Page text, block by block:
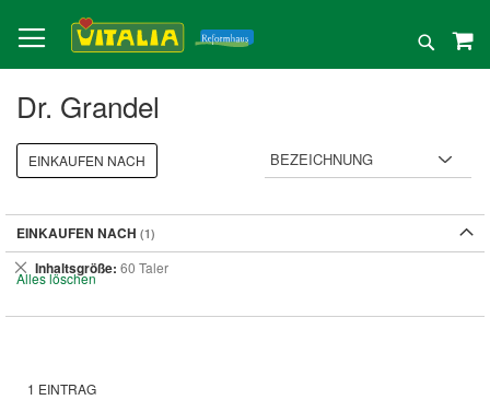
zum
Inhalt
Suche
Dr. Grandel
1 EINTRAG
EINKAUFEN NACH
EINKAUFEN NACH
Inhaltsgröße 60 Taler
Dies
entfernen
Alles löschen